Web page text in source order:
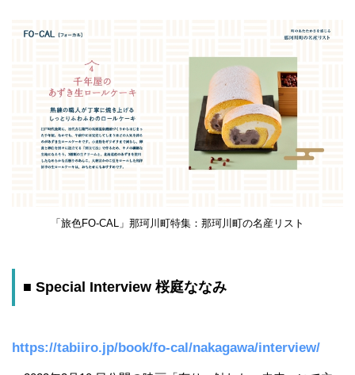
「旅色FO-CAL」那珂川町特集：那珂川町の名産リスト
■ Special Interview 桜庭ななみ
https://tabiiro.jp/book/fo-cal/nakagawa/interview/